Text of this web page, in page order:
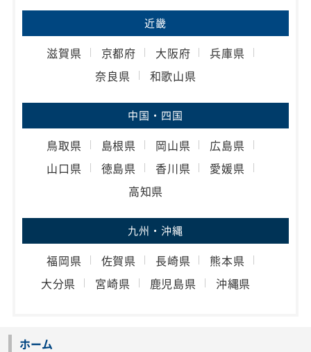
近畿
滋賀県 京都府 大阪府
兵庫県
奈良県
和歌山県
中国・四国
鳥取県 島根県 岡山県
広島県
山口県
徳島県 香川県
愛媛県
高知県
九州・沖縄
福岡県 佐賀県 長崎県
熊本県
大分県
宮崎県 鹿児島県 沖縄県
ホーム